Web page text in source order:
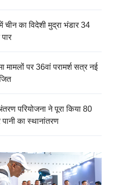
का विदेशी मुद्रा भंडार 34
मामलों पर 36वां परामर्श सत्र नई
परियोजना ने पूरा किया 80
का स्थानांतरण